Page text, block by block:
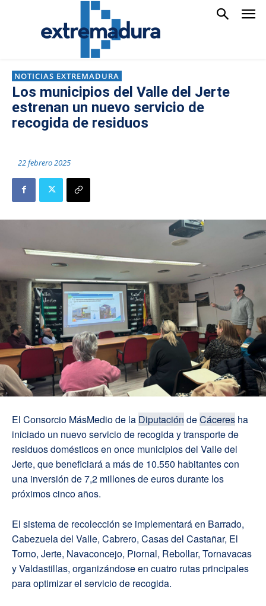
NOTICIAS EXTREMADURA
Los municipios del Valle del Jerte
estrenan un nuevo servicio de
recogida de residuos
22 febrero 2025
El Consorcio MásMedio de la Diputación deCáceres ha
iniciado un nuevo servicio de recogida y transporte de
residuos domésticos en once municipios del Valle del
Jerte, que beneficiará a más de 10.550 habitantes con
una inversión de 7,2 millones de euros durante los
próximos cinco años.
El sistema de recolección se implementará en Barrado,
Cabezuela del Valle, Cabrero, Casas del Castañar, El
Torno, Jerte, Navaconcejo, Piornal, Rebollar, Tornavacas
y Valdastillas, organizándose en cuatro rutas principales
para optimizar el servicio de recogida.